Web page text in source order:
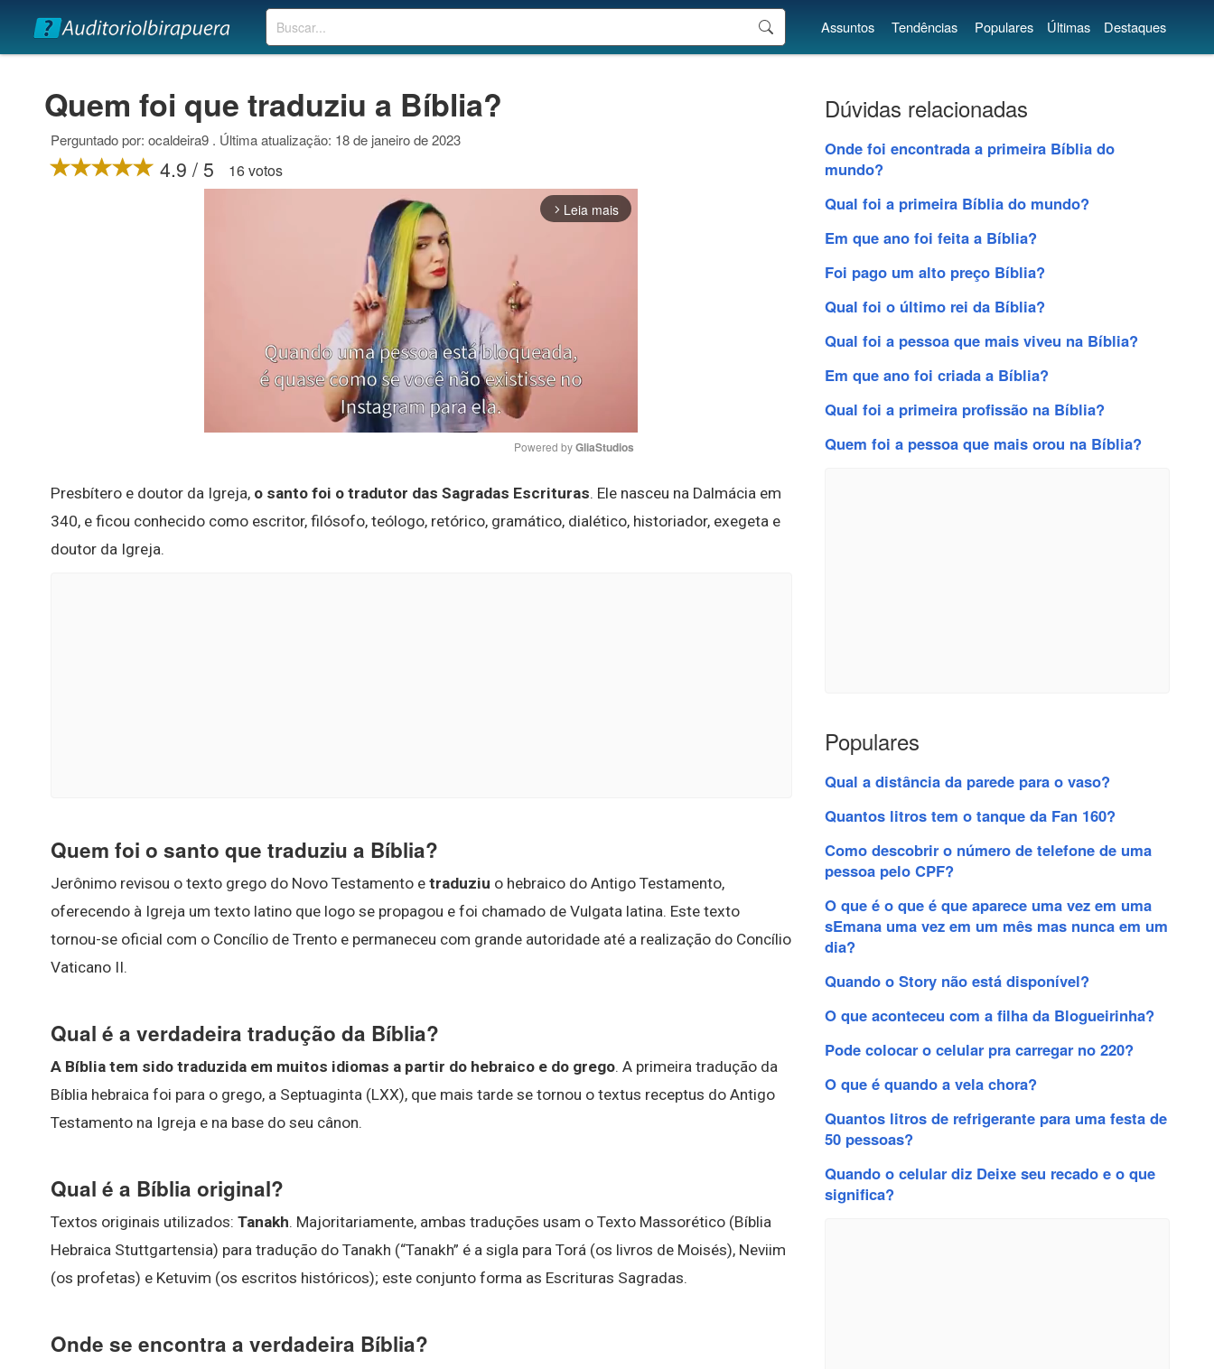
Buscar Assuntos Tendências Populares Últimas Destaques
Quem foi que traduziu a Bíblia?
Perguntado por: ocaldeira9 . Última atualização: 18 de janeiro de 2023
4.9 / 5 16 votos
arrow_forward_ios Leia mais
Mute
Powered by GliaStudios
Presbítero e doutor da Igreja, o santo foi o tradutor das Sagradas Escrituras. Ele nasceu na Dalmácia em
340, e ficou conhecido como escritor, filósofo, teólogo, retórico, gramático, dialético, historiador, exegeta e
doutor da Igreja.
Quem foi o santo que traduziu a Bíblia?
Jerônimo revisou o texto grego do Novo Testamento e traduziu o hebraico do Antigo Testamento,
oferecendo à Igreja um texto latino que logo se propagou e foi chamado de Vulgata latina. Este texto
tornou-se oficial com o Concílio de Trento e permaneceu com grande autoridade até a realização do Concílio
Vaticano II.
Qual é a verdadeira tradução da Bíblia?
A Bíblia tem sido traduzida em muitos idiomas a partir do hebraico e do grego. A primeira tradução da
Bíblia hebraica foi para o grego, a Septuaginta (LXX), que mais tarde se tornou o textus receptus do Antigo
Testamento na Igreja e na base do seu cânon.
Qual é a Bíblia original?
Textos originais utilizados: Tanakh. Majoritariamente, ambas traduções usam o Texto Massorético (Bíblia
Hebraica Stuttgartensia) para tradução do Tanakh (“Tanakh” é a sigla para Torá (os livros de Moisés), Neviim
(os profetas) e Ketuvim (os escritos históricos); este conjunto forma as Escrituras Sagradas.
Onde se encontra a verdadeira Bíblia?
Dúvidas relacionadas
Onde foi encontrada a primeira Bíblia do
mundo?
Qual foi a primeira Bíblia do mundo?
Em que ano foi feita a Bíblia?
Foi pago um alto preço Bíblia?
Qual foi o último rei da Bíblia?
Qual foi a pessoa que mais viveu na Bíblia?
Em que ano foi criada a Bíblia?
Qual foi a primeira profissão na Bíblia?
Quem foi a pessoa que mais orou na Bíblia?
Populares
Qual a distância da parede para o vaso?
Quantos litros tem o tanque da Fan 160?
Como descobrir o número de telefone de uma
pessoa pelo CPF?
O que é o que é que aparece uma vez em uma
sEmana uma vez em um mês mas nunca em um
dia?
Quando o Story não está disponível?
O que aconteceu com a filha da Blogueirinha?
Pode colocar o celular pra carregar no 220?
O que é quando a vela chora?
Quantos litros de refrigerante para uma festa de
50 pessoas?
Quando o celular diz Deixe seu recado e o que
significa?